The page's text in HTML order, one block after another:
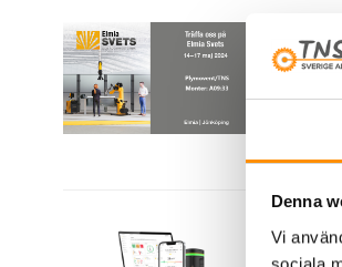
Denna
Vi
31/
28/